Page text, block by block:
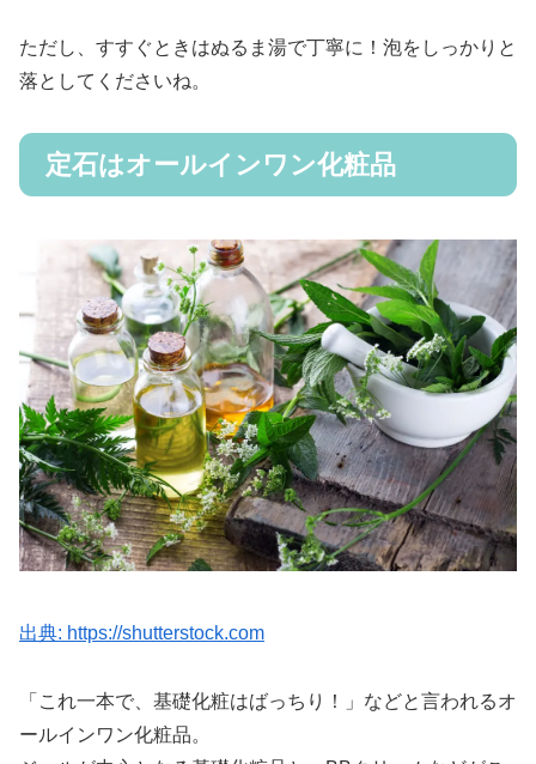
ただし、すすぐときはぬるま湯で丁寧に！泡をしっかりと
落としてくださいね。
定石はオールインワン化粧品
出典: https://shutterstock.com
「これ一本で、基礎化粧はばっちり！」などと言われるオ
ールインワン化粧品。